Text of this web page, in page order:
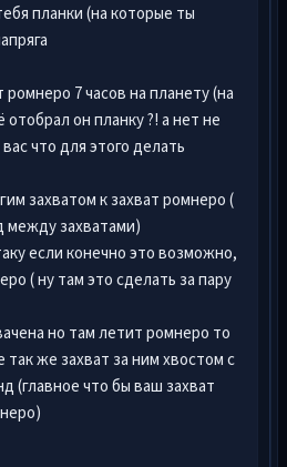
планки (на которые ты
7 часов на планету (на
он планку ?! а нет не
что для этого делать
захватом к захват ромнеро (
между захватами)
если конечно это возможно,
( ну там это сделать за пару
но там летит ромнеро то
же захват за ним хвостом с
(главное что бы ваш захват